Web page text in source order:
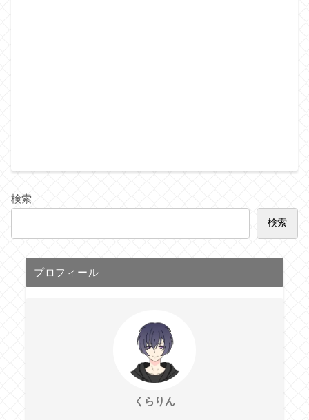
検索
検索
プロフィール
くらりん